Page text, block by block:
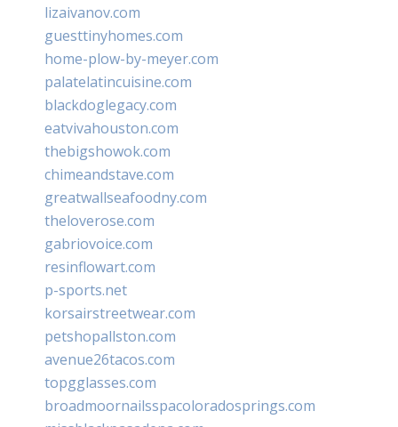
lizaivanov.com
guesttinyhomes.com
home-plow-by-meyer.com
palatelatincuisine.com
blackdoglegacy.com
eatvivahouston.com
thebigshowok.com
chimeandstave.com
greatwallseafoodny.com
theloverose.com
gabriovoice.com
resinflowart.com
p-sports.net
korsairstreetwear.com
petshopallston.com
avenue26tacos.com
topgglasses.com
broadmoornailsspacoloradosprings.com